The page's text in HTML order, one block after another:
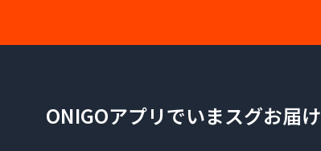
ONIGOアプリでいまスグお届け